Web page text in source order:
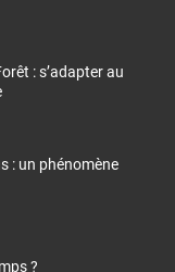
: s’adapter au
: un phénomène
?